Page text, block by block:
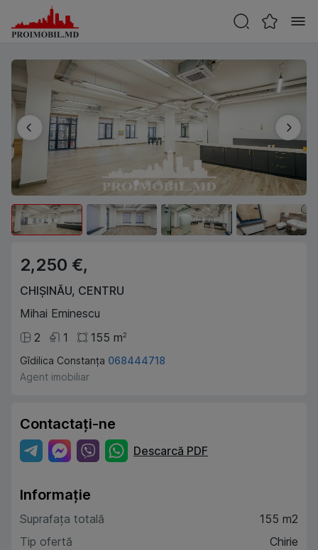
2,250 €,
CHIȘINĂU, CENTRU
Mihai Eminescu
2
1 155 m2
Gîdilica Constanța 068444718
Agent imobiliar
Contactați-ne
Descarcă PDF
Informație
Suprafața totală
155 m2
Tip ofertă
Chirie